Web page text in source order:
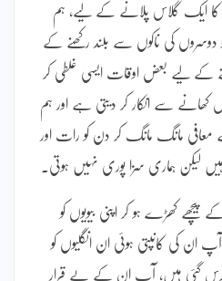
کا ایک گلاس پلانے کے لیے، ہم
کی ناکوں سے بلند رکھنے کے
کے لیے بعض اوقات ایسی غلطی کر
کھانے سے انکار کر دیتی ہے اور ہم
معافی مانگ مانگ کر دن کو رات اور
لیکن ہماری سزا پوری نہیں ہوتی۔
کھڑے ہو کر اپنی بیویوں کو
ان کی کانپتی ہوئی ان انگلیوں کو
ترس گئی ہیں، آپ ان کے بے قرار